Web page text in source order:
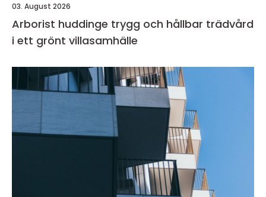
03. August 2026
Arborist huddinge trygg och hållbar trädvård
i ett grönt villasamhälle